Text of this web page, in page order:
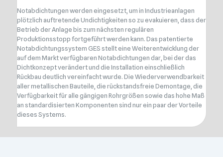
Notabdichtungen werden eingesetzt, um in Industrieanlagen
plötzlich auftretende Undichtigkeiten so zu evakuieren, dass der
Betrieb der Anlage bis zum nächsten regulären
Produktionsstopp fortgeführt werden kann. Das patentierte
Notabdichtungssystem GES stellt eine Weiterentwicklung der
auf dem Markt verfügbaren Notabdichtungen dar, bei der das
Dichtkonzept verändert und die Installation einschließlich
Rückbau deutlich vereinfacht wurde. Die Wiederverwendbarkeit
aller metallischen Bauteile, die rückstandsfreie Demontage, die
Verfügbarkeit für alle gängigen Rohrgrößen sowie das hohe Maß
an standardisierten Komponenten sind nur ein paar der Vorteile
dieses Systems.